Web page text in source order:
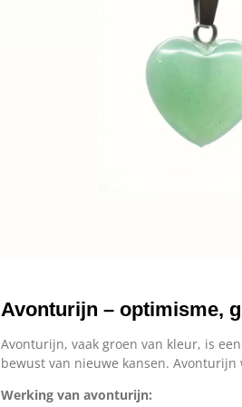
Avonturijn – optimisme,
Avonturijn, vaak groen van kleur, is
bewust van nieuwe kansen.
Werking van avonturijn: